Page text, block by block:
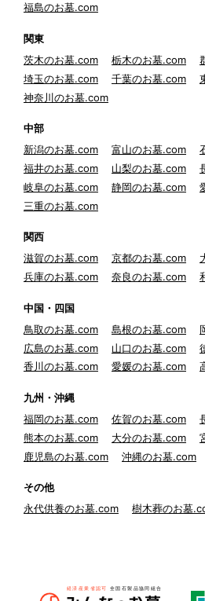
福島のお墓.com
関東
茨木のお墓.com
栃木のお墓.com
埼玉のお墓.com
千葉のお墓.com
神奈川のお墓.com
中部
新潟のお墓.com
富山のお墓.com
福井のお墓.com
山梨のお墓.com
岐阜のお墓.com
静岡のお墓.com
三重のお墓.com
関西
滋賀のお墓.com
京都のお墓.com
兵庫のお墓.com
奈良のお墓.com
中国・四国
鳥取のお墓.com
島根のお墓.com
広島のお墓.com
山口のお墓.com
香川のお墓.com
愛媛のお墓.com
九州・沖縄
福岡のお墓.com
佐賀のお墓.com
熊本のお墓.com
大分のお墓.com
鹿児島のお墓.com
沖縄のお墓.com
その他
永代供養のお墓.com
樹木葬のお墓